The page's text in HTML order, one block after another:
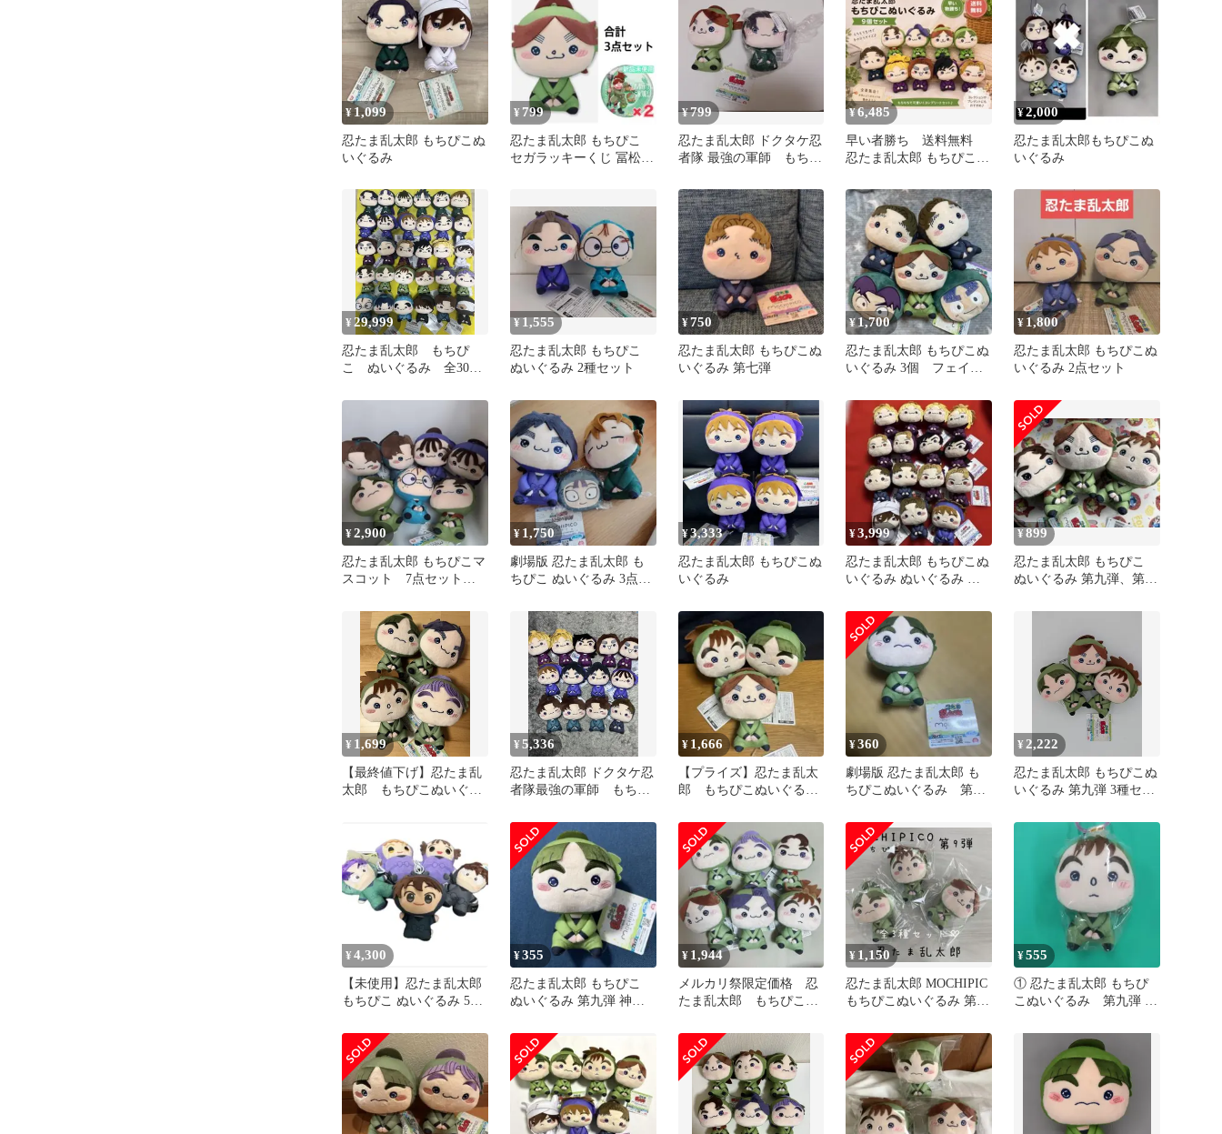
¥1,099
忍たま乱太郎 もちぴこぬ
いぐるみ
¥ 799
忍たま乱太郎 もちぴこ
セガラッキーくじ 冨松作
¥799
忍たま乱太郎 ドクタケ忍
者隊 最強の軍師 もちぴ
兵衛
¥6,485
早い者勝ち 送料無料
忍たま乱太郎 もちぴこぬ
¥2,000
忍たま乱太郎もちぴこぬ
いぐるみ
¥29,999
忍たま乱太郎 もちぴ
こ ぬいぐるみ 全30
¥1,555
忍たま乱太郎 もちぴこ
ぬいぐるみ 2種セット
¥750
忍たま乱太郎 もちぴこぬ
いぐるみ 第七弾
¥1,700
忍たま乱太郎 もちぴこぬ
いぐるみ 3個 フェイス
¥ 1,800
忍たま乱太郎 もちぴこぬ
いぐるみ 2点セット
¥2,900
忍たま乱太郎 もちぴこマ
スコット 7点セット
¥ 1,750
劇場版 忍たま乱太郎 も
ちぴこ ぬいぐるみ 3点セ
¥3,333
忍たま乱太郎 もちぴこぬ
いぐるみ
¥3,999
忍たま乱太郎 もちぴこぬ
いぐるみ ぬいぐるみ マ
¥899
忍たま乱太郎 もちぴこ
ぬいぐるみ 第九弾、第十
¥ 1,699
【最終値下げ】忍たま乱
太郎 もちぴこぬいぐる
¥5,336
忍たま乱太郎 ドクタケ忍
者隊最強の軍師 もちぴ
¥ 1,666
【プライズ】忍たま乱太
郎 もちぴこぬいぐるみ
¥360
劇場版 忍たま乱太郎 も
ちぴこぬいぐるみ 第九
¥2,222
忍たま乱太郎 もちぴこぬ
いぐるみ 第九弾 3種セッ
¥ 4,300
【未使用】忍たま乱太郎
もちぴこ ぬいぐるみ 5個
¥355
忍たま乱太郎 もちぴこ
ぬいぐるみ 第九弾 神崎
¥ 1,944
メルカリ祭限定価格 忍
たま乱太郎 もちぴこぬ
弾 三年生
¥ 1,150
忍たま乱太郎 MOCHIPIC
もちぴこぬいぐるみ 第九
¥555
① 忍たま乱太郎 もちぴ
こぬいぐるみ 第九弾 次